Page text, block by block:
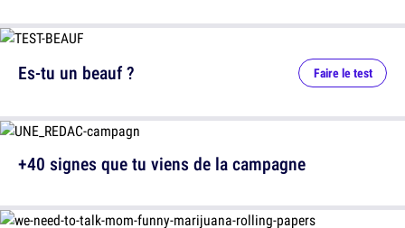
Es-tu un beauf ? Faire le test
+40 signes que tu viens de la campagne